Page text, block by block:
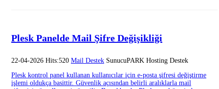
Plesk Panelde Mail Şifre Değişikliği
22-04-2026 Hits:520 Mail Destek SunucuPARK Hosting Destek
Plesk kontrol panel kullanan kullanıcılar için e-posta şifresi değiştirme
işlemi oldukça basittir. Güvenlik açısından belirli aralıklarla mail